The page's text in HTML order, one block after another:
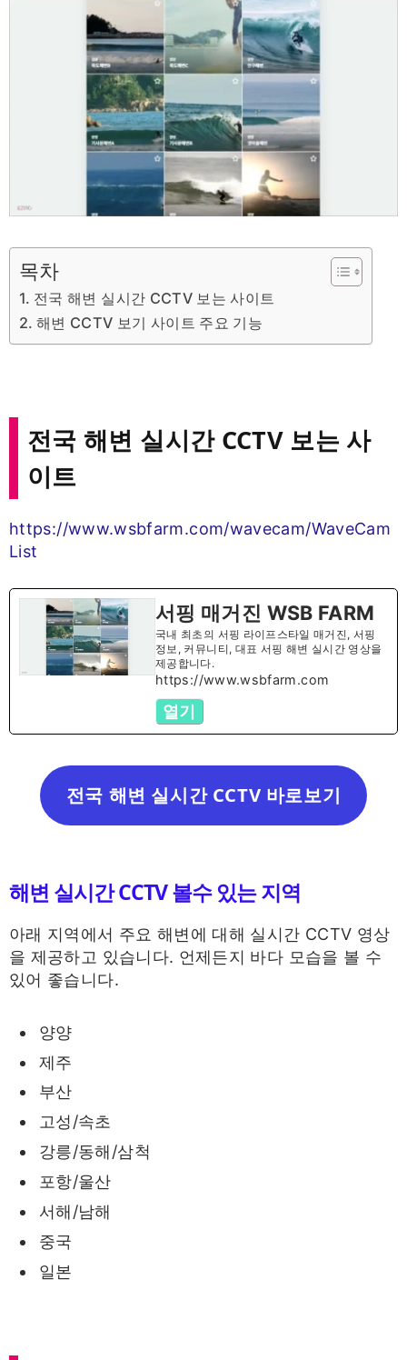
목차
전국 해변 실시간 CCTV 보는 사이트
해변 CCTV 보기 사이트 주요 기능
전국 해변 실시간 CCTV 보는 사
이트
https://www.wsbfarm.com/wavecam/WaveCam
List
서핑 매거진 WSB FARM
국내 최초의 서핑 라이프스타일 매거진, 서핑
정보, 커뮤니티, 대표 서핑 해변 실시간 영상을
제공합니다.
https://www.wsbfarm.com
열기
전국 해변 실시간 CCTV 바로보기
해변 실시간 CCTV 볼수 있는 지역
아래 지역에서 주요 해변에 대해 실시간 CCTV 영상
을 제공하고 있습니다. 언제든지 바다 모습을 볼 수
있어 좋습니다.
양양
제주
부산
고성/속초
강릉/동해/삼척
포항/울산
서해/남해
중국
일본